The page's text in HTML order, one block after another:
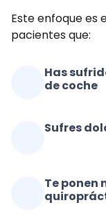
Este enfoque es
pacientes que:
Has
de coche
Sufres
Te ponen